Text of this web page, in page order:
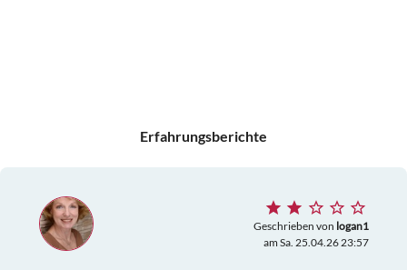
Erfahrungsberichte
Geschrieben von logan1
am Sa. 25.04.26 23:57